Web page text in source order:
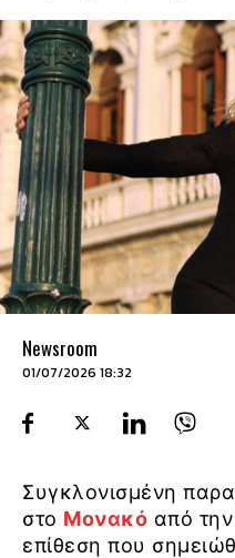
Newsroom
01/07/2026 18:32
Συγκλονισμένη
στο Μονακό από
επίθεση που